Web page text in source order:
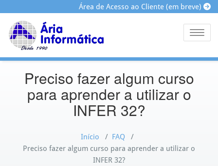
Área de Acesso ao Cliente (em breve)
Preciso fazer algum curso
para aprender a utilizar o
INFER 32?
Início / FAQ/
Preciso fazer algum curso para aprender a utilizar o
INFER 32?